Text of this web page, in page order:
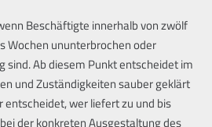
Beschäftigte innerhalb von zwölf
Wochen ununterbrochen oder
Ab diesem Punkt entscheidet im
und Zuständigkeiten sauber geklärt
entscheidet, wer liefert zu und bis
der konkreten Ausgestaltung des